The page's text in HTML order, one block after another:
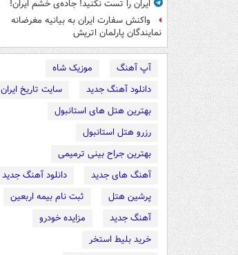
ایران را تست نکنید! جاده‌ی خشم ایران!
واکنش سفارت ایران به بیانیه مغرضانه
نمایندگان پارلمان اتریش
آپ آهنگ
موزیک شاه
دانلود آهنگ جدید
سایت تاریخ ایران
بهترین هتل های استانبول
رزرو هتل استانبول
بهترین جراح بینی ترمیمی
آهنگ های جدید
دانلود آهنگ جدید
پرشین هتل
ثبت نام بیمه اربعین
آهنگ جدید
مزایده خودرو
خرید بلیط استخر